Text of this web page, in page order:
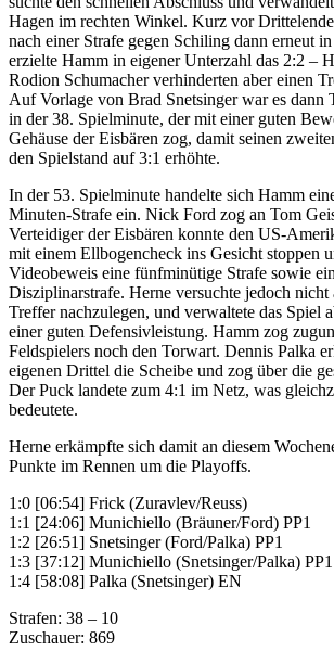
Hagen im rechten Winkel. Kurz vor
nach einer Strafe gegen Schiling dann erneut
erzielte Hamm in eigener Unterzahl das 2:2 –
Rodion Schumacher verhinderten aber einen
Auf Vorlage von Brad Snetsinger war es
in der 38. Spielminute, der mit einer guten
Gehäuse der Eisbären zog, damit seinen
den Spielstand auf 3:1 erhöhte.
In der 53. Spielminute handelte sich Hamm
Minuten-Strafe ein. Nick Ford zog an Tom
Verteidiger der Eisbären konnte den US-
mit einem Ellbogencheck ins Gesicht stoppen
Videobeweis eine fünfminütige Strafe sowie
Disziplinarstrafe. Herne versuchte jedoch nicht
Treffer nachzulegen, und verwaltete das Spiel
einer guten Defensivleistung. Hamm zog
Feldspielers noch den Torwart. Dennis Palka
eigenen Drittel die Scheibe und zog über die
Der Puck landete zum 4:1 im Netz, was
bedeutete.
Herne erkämpfte sich damit an diesem
Punkte im Rennen um die Playoffs.
1:0 [06:54] Frick (Zuravlev/Reuss)
1:1 [24:06] Munichiello (Bräuner/Ford) PP1
1:2 [26:51] Snetsinger (Ford/Palka) PP1
1:3 [37:12] Munichiello (Snetsinger/Palka) PP1
1:4 [58:08] Palka (Snetsinger) EN
Strafen: 38 – 10
Zuschauer: 869